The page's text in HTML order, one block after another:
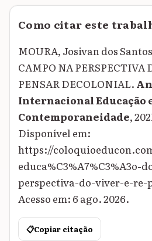
Como citar este
MOURA, Josivan dos
CAMPO NA PERSPECTIVA
PENSAR DECOLONIAL.
Internacional Educação
Contemporaneidade,
Disponível em:
https://
educa%C3%A7%C3%A3o-
perspectiva-do-viver-e-re-
Acesso em: 6 ago. 2026.
📋Copiar citação